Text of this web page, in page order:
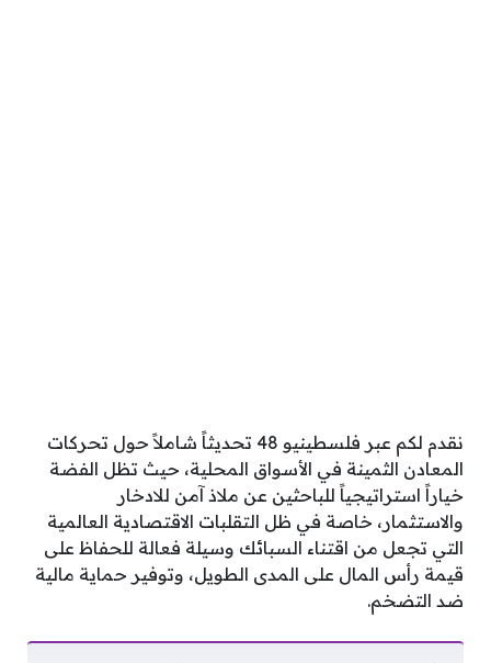
نقدم لكم عبر فلسطينيو 48 تحديثاً شاملاً حول تحركات
المعادن الثمينة في الأسواق المحلية، حيث تظل الفضة
خياراً استراتيجياً للباحثين عن ملاذ آمن للادخار
والاستثمار، خاصة في ظل التقلبات الاقتصادية العالمية
التي تجعل من اقتناء السبائك وسيلة فعالة للحفاظ على
قيمة رأس المال على المدى الطويل، وتوفير حماية مالية
ضد التضخم.